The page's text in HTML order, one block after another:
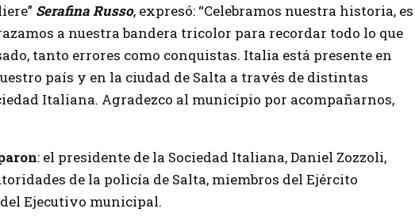
Serafina Russo, expresó: “Celebramos nuestra historia, es
a nuestra bandera tricolor para recordar todo lo que
tanto errores como conquistas. Italia está presente en
país y en la ciudad de Salta a través de distintas
Italiana. Agradezco al municipio por acompañarnos,
: el presidente de la Sociedad Italiana, Daniel Zozzoli,
de la policía de Salta, miembros del Ejército
Ejecutivo municipal.